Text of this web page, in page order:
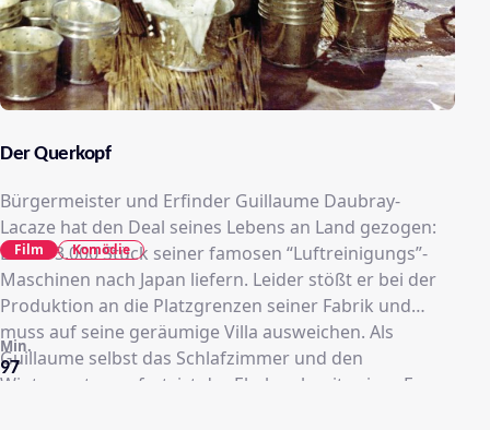
Der Querkopf
Bürgermeister und Erfinder Guillaume Daubray-
Lacaze hat den Deal seines Lebens an Land gezogen:
Er soll 3.000 Stück seiner famosen “Luftreinigungs”-
Maschinen nach Japan liefern. Leider stößt er bei der
Produktion an die Platzgrenzen seiner Fabrik und
muss auf seine geräumige Villa ausweichen. Als
Guillaume selbst das Schlafzimmer und den
Wintergarten opfert, ist der Ehekrach mit seiner Frau
97
Min.
Film Komödie